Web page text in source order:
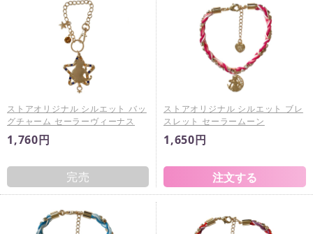
ストアオリジナル シルエット バッ
グチャーム セーラーヴィーナス
1,760円
完売
ストアオリジナル シルエット ブレ
スレット セーラームーン
1,650円